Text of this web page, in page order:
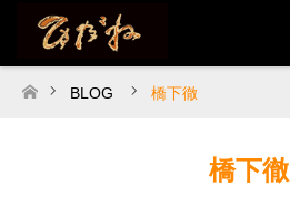
ホーム
BLOG 橋下徹
橋下徹